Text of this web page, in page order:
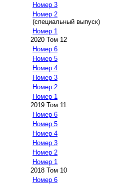
Номер 3
Номер 2
(специальный выпуск)
Номер 1
2020 Том 12
Номер 6
Номер 5
Номер 4
Номер 3
Номер 2
Номер 1
2019 Том 11
Номер 6
Номер 5
Номер 4
Номер 3
Номер 2
Номер 1
2018 Том 10
Номер 6